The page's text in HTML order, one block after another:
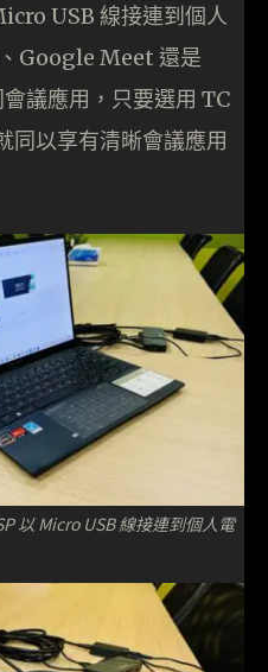
USB 線接連到個人
Google Meet 還是
議應用，只要選用 TC
同以享有清晰會議應用
以 Micro USB 線接連到個人電